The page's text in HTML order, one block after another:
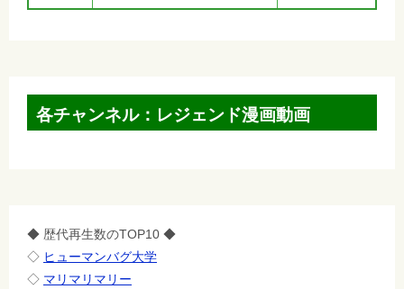
各チャンネル：レジェンド漫画動画
◆ 歴代再生数のTOP10 ◆
◇ ヒューマンバグ大学
◇ マリマリマリー